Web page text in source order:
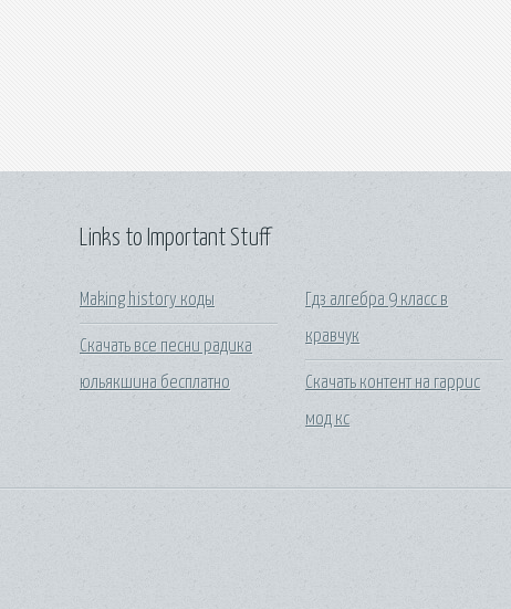
Links to Important Stuff
Making history коды
Скачать все песни радика
юльякшина бесплатно
Гдз алгебра 9 класс в
кравчук
Скачать контент на гаррис
мод кс